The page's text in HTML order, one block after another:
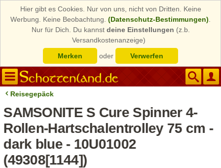
Hier gibt es Cookies. Nur von uns, nicht von Dritten. Keine
Werbung. Keine Beobachtung. (Datenschutz-Bestimmungen)
Nur für Dich. Du kannst deine Einstellungen (z.b.
Versandkostenanzeige)
Merken
oder Verwerfen
Reisegepäck
SAMSONITE S Cure Spinner 4-
Rollen-Hartschalentrolley 75 cm -
dark blue - 10U01002
(49308[1144])